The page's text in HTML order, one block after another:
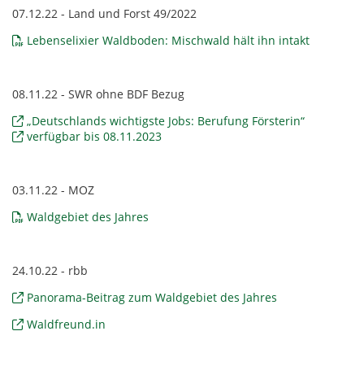
07.12.22 - Land und Forst 49/2022
Lebenselixier Waldboden: Mischwald hält ihn intakt
08.11.22 - SWR ohne BDF Bezug
„Deutschlands wichtigste Jobs: Berufung Försterin“
verfügbar bis 08.11.2023
03.11.22 - MOZ
Waldgebiet des Jahres
24.10.22 - rbb
Panorama-Beitrag zum Waldgebiet des Jahres
Waldfreund.in